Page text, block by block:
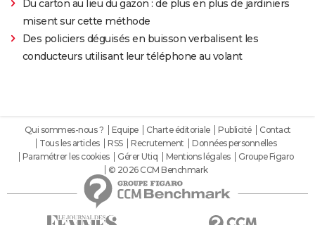
Du carton au lieu du gazon : de plus en plus de jardiniers
misent sur cette méthode
Des policiers déguisés en buisson verbalisent les
conducteurs utilisant leur téléphone au volant
Qui sommes-nous ? Equipe Charte éditoriale Publicité
Contact
Tous les articles
RSS Recrutement
Données personnelles
Paramétrer les cookies
Gérer Utiq Mentions légales
Groupe Figaro
© 2026 CCM Benchmark